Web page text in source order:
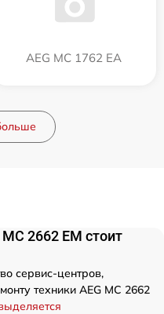
AEG MC 1762 EA
2662 EM стоит
сервис-центров,
техники AEG MC 2662